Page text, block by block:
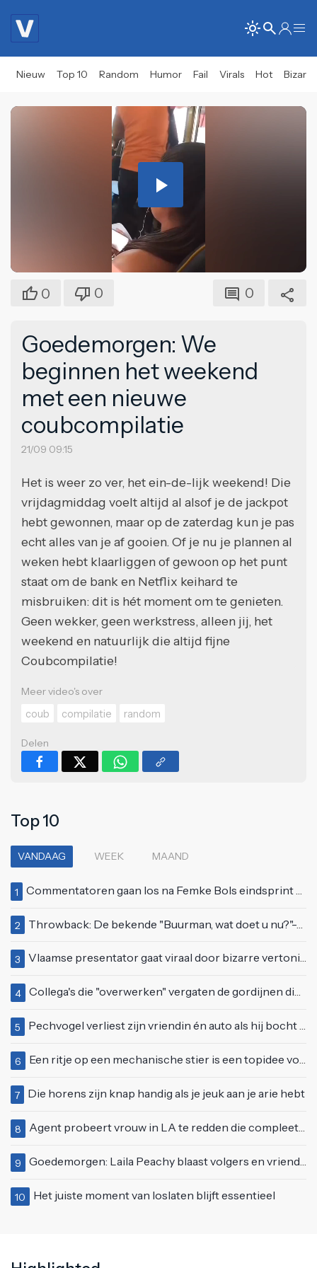
Nieuw Top 10 Random Humor Fail Virals Hot Bizar
Play
Video
0 0 0
Goedemorgen: We
beginnen het weekend
met een nieuwe
coubcompilatie
21/09 09:15
Het is weer zo ver, het ein-de-lijk weekend! Die
vrijdagmiddag voelt altijd al alsof je de jackpot
hebt gewonnen, maar op de zaterdag kun je pas
echt alles van je af gooien. Of je nu je plannen al
weken hebt klaarliggen of gewoon op het punt
staat om de bank en Netflix keihard te
misbruiken: dit is hét moment om te genieten.
Geen wekker, geen werkstress, alleen jij, het
weekend en natuurlijk die altijd fijne
Coubcompilatie!
Meer video's over
coub
compilatie random
Delen
Top 10
VANDAAG WEEK MAAND
1 Commentatoren gaan los na Femke Bols eindsprint op 4x400 meter: FINKIE BO FINKIE BO!
2 Throwback: De bekende "Buurman, wat doet u nu?"-scène uit Flodder met Tatjana Šimić
3 Vlaamse presentator gaat viraal door bizarre vertoning op live televisie: "Helemaal stijf van de bloem"
4 Collega's die "overwerken" vergaten de gordijnen dicht te doen
5 Pechvogel verliest zijn vriendin én auto als hij bocht te scherp neemt
6 Een ritje op een mechanische stier is een topidee voor een eerste date
7 Die horens zijn knap handig als je jeuk aan je arie hebt
8 Agent probeert vrouw in LA te redden die compleet van het padje is
9 Goedemorgen: Laila Peachy blaast volgers en vriend letterlijk omver
10 Het juiste moment van loslaten blijft essentieel